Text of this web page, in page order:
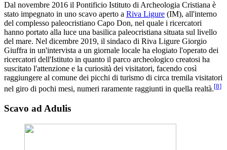
Dal novembre 2016 il Pontificio Istituto di Archeologia Cristiana è
stato impegnato in uno scavo aperto a Riva Ligure (IM), all'interno
del complesso paleocristiano Capo Don, nel quale i ricercatori
hanno portato alla luce una basilica paleocristiana situata sul livello
del mare. Nel dicembre 2019, il sindaco di Riva Ligure Giorgio
Giuffra in un'intervista a un giornale locale ha elogiato l'operato dei
ricercatori dell'Istituto in quanto il parco archeologico creatosi ha
suscitato l'attenzione e la curiosità dei visitatori, facendo così
raggiungere al comune dei picchi di turismo di circa tremila visitatori
nel giro di pochi mesi, numeri raramente raggiunti in quella realtà.[8]
Scavo ad Adulis